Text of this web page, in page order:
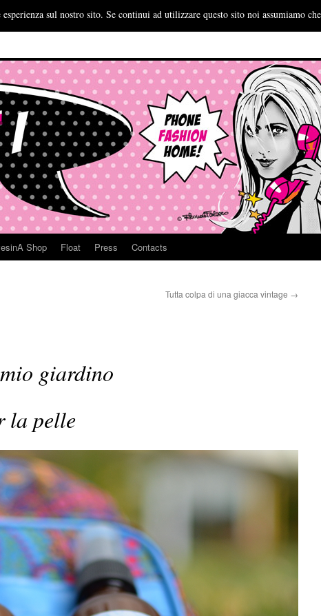
Shop Float Press Contacts
Tutta colpa di una giacca vintage →
giardino
la pelle
sul nostro sito. Se continui ad utilizzare questo sito noi assumiamo